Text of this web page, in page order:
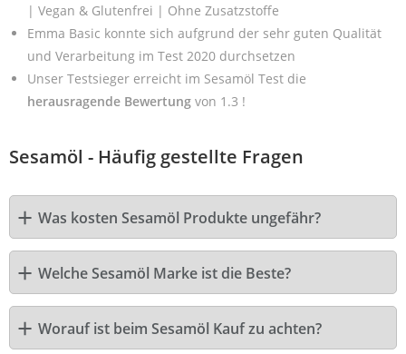
| Vegan & Glutenfrei | Ohne Zusatzstoffe
Emma Basic konnte sich aufgrund der sehr guten Qualität
und Verarbeitung im Test 2020 durchsetzen
Unser Testsieger erreicht im Sesamöl Test die
herausragende Bewertung von 1.3 !
Sesamöl - Häufig gestellte Fragen
Was kosten Sesamöl Produkte ungefähr?
Welche Sesamöl Marke ist die Beste?
Worauf ist beim Sesamöl Kauf zu achten?